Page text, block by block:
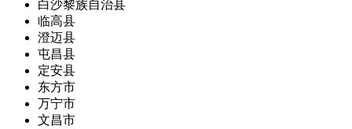
白沙黎族自治县
临高县
澄迈县
屯昌县
定安县
东方市
万宁市
文昌市